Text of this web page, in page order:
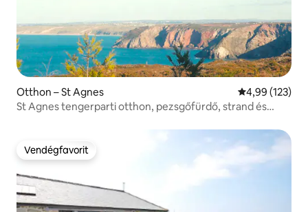
Otthon – St Agnes Átlagos
4,99 (123)
St Agnes tengerparti otthon, pezsgőfürdő, strand és
Vendégfavorit
Vendégfavorit